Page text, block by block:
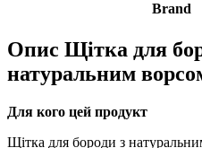
Brand
Опис Щітка для
натуральним
Для кого цей продукт
Щітка для бороди з